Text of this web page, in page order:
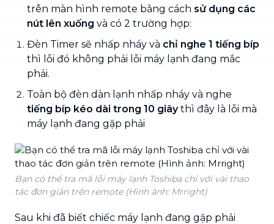
trên màn hình remote bằng cách sử dụng các
nút lên xuống và có 2 trường hợp:
Đèn Timer sẽ nhấp nháy và chỉ nghe 1 tiếng bíp
thì lỗi đó không phải lỗi máy lạnh đang mắc
phải.
Toàn bộ đèn dàn lạnh nhấp nháy và nghe
tiếng bíp kéo dài trong 10 giâythì đây là lỗi mà
máy lạnh đang gặp phải
Bạn có thể tra mã lỗi máy lạnh Toshiba chỉ với vài thao
tác đơn giản trên remote (Hình ảnh: Mrright)
Sau khi đã biết chiếc máy lạnh đang gặp phải